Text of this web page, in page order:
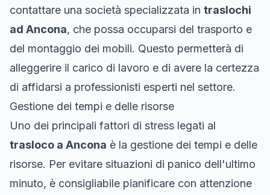
contattare una società specializzata in traslochi
ad Ancona, che possa occuparsi del trasporto e
del montaggio dei mobili. Questo permetterà di
alleggerire il carico di lavoro e di avere la certezza
di affidarsi a professionisti esperti nel settore.
Gestione dei tempi e delle risorse
Uno dei principali fattori di stress legati al
trasloco a Ancona è la gestione dei tempi e delle
risorse. Per evitare situazioni di panico dell'ultimo
minuto, è consigliabile pianificare con attenzione